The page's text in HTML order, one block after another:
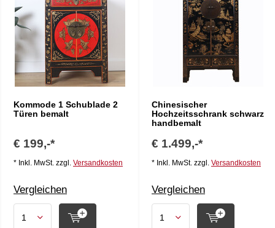
Kommode 1 Schublade 2
Türen bemalt
€ 199,-*
* Inkl. MwSt. zzgl. Versandkosten
Vergleichen
Chinesischer
Hochzeitsschrank schwarz
handbemalt
€ 1.499,-*
* Inkl. MwSt. zzgl. Versandkosten
Vergleichen